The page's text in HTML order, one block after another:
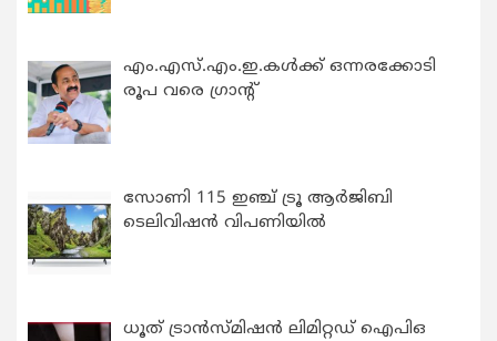
എം.എസ്.എം.ഇ.കൾക്ക് ഒന്നരക്കോടി
രൂപ വരെ ഗ്രാന്റ്
സോണി 115 ഇഞ്ച് ട്രൂ ആർജിബി
ടെലിവിഷൻ വിപണിയിൽ
ധൂത് ട്രാൻസ്മിഷൻ ലിമിറ്റഡ് ഐപിഒ